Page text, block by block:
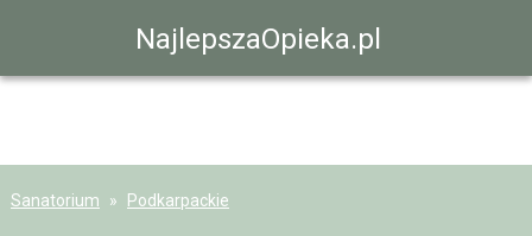
NajlepszaOpieka.pl
Sanatorium Podkarpackie